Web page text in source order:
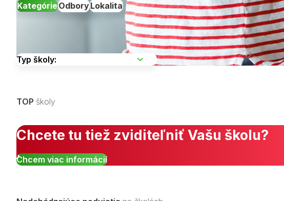
KategórieOdboryLokalita
TOP školy
Chcete tu tiež zviditeľniť Vašu školu?
Chcem viac informácií